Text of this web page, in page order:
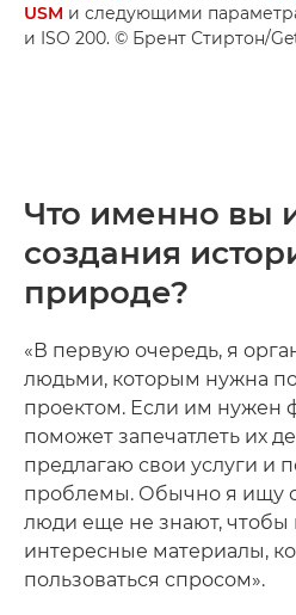
USM и следующими
и ISO 200. © Брент Стиртон/
Что именно вы
создания
природе?
«В первую очередь, я
людьми, которым нужна
проектом. Если им нужен
поможет запечатлеть их
предлагаю свои услуги и
проблемы. Обычно я ищу
люди еще не знают,
интересные материалы,
пользоваться спросом».